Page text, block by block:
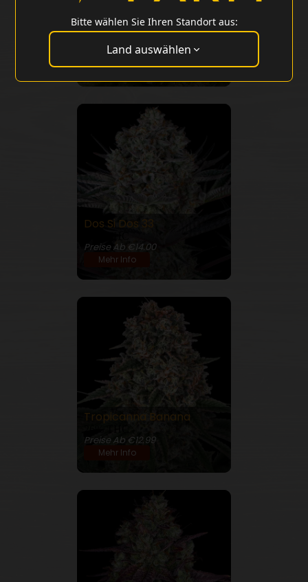
Blue Gelato 41
26% THC
Preise Ab €14.00
Mehr Info
Dos Si Dos 33
Preise Ab €14.00
Mehr Info
Tropicanna Banana
Preise Ab €12.99
Mehr Info
Bitte wählen Sie Ihren Standort aus:
Land auswählen